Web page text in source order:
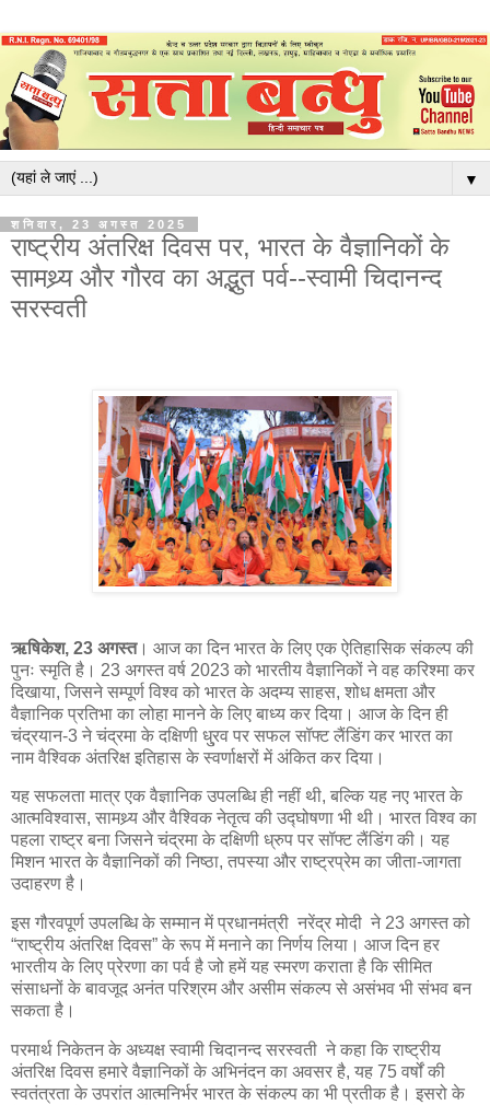
▼
शनिवार, 23 अगस्त 2025
राष्ट्रीय अंतरिक्ष दिवस पर, भारत के वैज्ञानिकों के
सामथ्र्य और गौरव का अद्भुत पर्व--स्वामी चिदानन्द
सरस्वती
ऋषिकेश, 23 अगस्त। आज का दिन भारत के लिए एक ऐतिहासिक संकल्प की
पुनः स्मृति है। 23 अगस्त वर्ष 2023 को भारतीय वैज्ञानिकों ने वह करिश्मा कर
दिखाया, जिसने सम्पूर्ण विश्व को भारत के अदम्य साहस, शोध क्षमता और
वैज्ञानिक प्रतिभा का लोहा मानने के लिए बाध्य कर दिया। आज के दिन ही
चंद्रयान-3 ने चंद्रमा के दक्षिणी धु्रव पर सफल सॉफ्ट लैंडिंग कर भारत का
नाम वैश्विक अंतरिक्ष इतिहास के स्वर्णाक्षरों में अंकित कर दिया।
यह सफलता मात्र एक वैज्ञानिक उपलब्धि ही नहीं थी, बल्कि यह नए भारत के
आत्मविश्वास, सामथ्र्य और वैश्विक नेतृत्व की उद्घोषणा भी थी। भारत विश्व का
पहला राष्ट्र बना जिसने चंद्रमा के दक्षिणी ध्रुप पर सॉफ्ट लैंडिंग की। यह
मिशन भारत के वैज्ञानिकों की निष्ठा, तपस्या और राष्ट्रप्रेम का जीता-जागता
उदाहरण है।
इस गौरवपूर्ण उपलब्धि के सम्मान में प्रधानमंत्री नरेंद्र मोदी ने 23 अगस्त को
“राष्ट्रीय अंतरिक्ष दिवस” के रूप में मनाने का निर्णय लिया। आज दिन हर
भारतीय के लिए प्रेरणा का पर्व है जो हमें यह स्मरण कराता है कि सीमित
संसाधनों के बावजूद अनंत परिश्रम और असीम संकल्प से असंभव भी संभव बन
सकता है।
परमार्थ निकेतन के अध्यक्ष स्वामी चिदानन्द सरस्वती ने कहा कि राष्ट्रीय
अंतरिक्ष दिवस हमारे वैज्ञानिकों के अभिनंदन का अवसर है, यह 75 वर्षों की
स्वतंत्रता के उपरांत आत्मनिर्भर भारत के संकल्प का भी प्रतीक है। इसरो के